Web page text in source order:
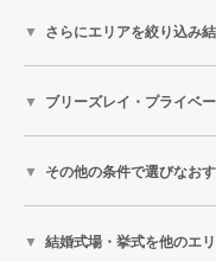
さらにエリアを絞り込み
ブリーズレイ・プライベ
その他の条件で選びなおす
結婚式場・挙式を他のエ